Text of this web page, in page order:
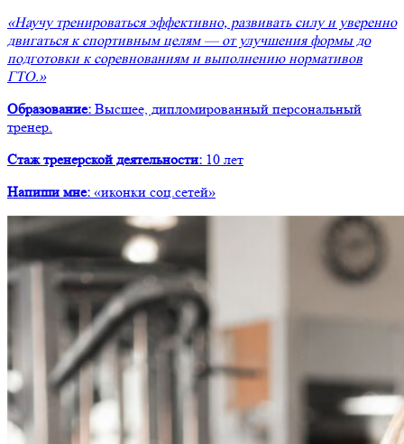
«Научу тренироваться эффективно, развивать силу и уверенно
двигаться к спортивным целям — от улучшения формы до
подготовки к соревнованиям и выполнению нормативов
ГТО.»
Образование: Высшее, дипломированный персональный
тренер.
Стаж тренерской деятельности: 10 лет
Напиши мне: «иконки соц.сетей»